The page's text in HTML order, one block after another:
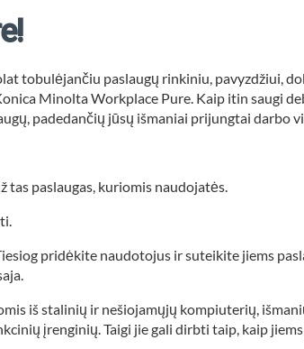
tobulėjančiu paslaugų rinkiniu, pavyzdžiui,
Minolta Workplace Pure. Kaip itin saugi
padedančių jūsų išmaniai prijungtai darbo
tas paslaugas, kuriomis naudojatės.
pridėkite naudotojus ir suteikite jiems
iš stalinių ir nešiojamųjų kompiuterių,
įrenginių. Taigi jie gali dirbti taip, kaip